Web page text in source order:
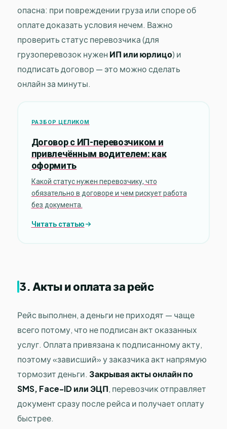
опасна: при повреждении груза или споре об
оплате доказать условия нечем. Важно
проверить статус перевозчика (для
грузоперевозок нужен ИП или юрлицо) и
подписать договор — это можно сделать
онлайн за минуты.
РАЗБОР ЦЕЛИКОМ
Договор с ИП-перевозчиком и
привлечённым водителем: как
оформить
Какой статус нужен перевозчику, что
обязательно в договоре и чем рискует работа
без документа.
Читать статью
3. Акты и оплата за рейс
Рейс выполнен, а деньги не приходят — чаще
всего потому, что не подписан акт оказанных
услуг. Оплата привязана к подписанному акту,
поэтому «зависший» у заказчика акт напрямую
тормозит деньги. Закрывая акты онлайн по
SMS, Face-ID или ЭЦП, перевозчик отправляет
документ сразу после рейса и получает оплату
быстрее.